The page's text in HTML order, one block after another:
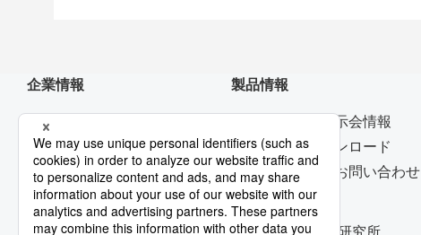
企業情報
トップメッセージ
デジタルトランスフォーメー
ション
資機材調達
コーポレート・ガバナンス
製品情報
ニュース・展示会情報
カタログダウンロード
製品に関するお問い合わせ
技術開発
技術開発本部/研究所